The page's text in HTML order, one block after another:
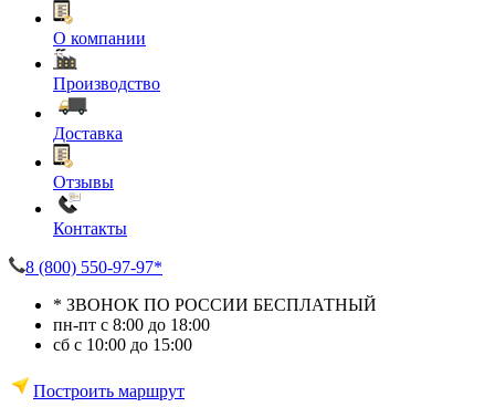
О компании
Производство
Доставка
Отзывы
Контакты
8 (800) 550-97-97*
* ЗВОНОК ПО РОССИИ БЕСПЛАТНЫЙ
пн-пт с 8:00 до 18:00
сб с 10:00 до 15:00
Построить маршрут